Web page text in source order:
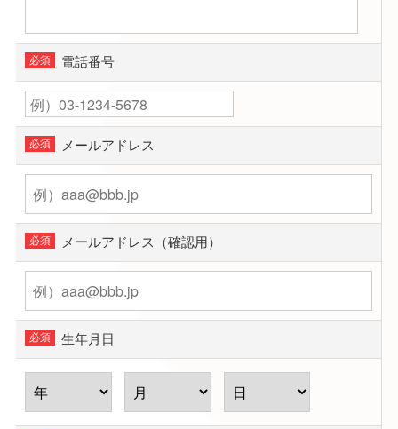
電話番号
メールアドレス
メールアドレス（確認用）
生年月日